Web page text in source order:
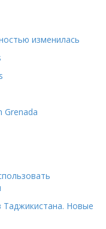
изменилась
Grenada
Таджикистана. Новые